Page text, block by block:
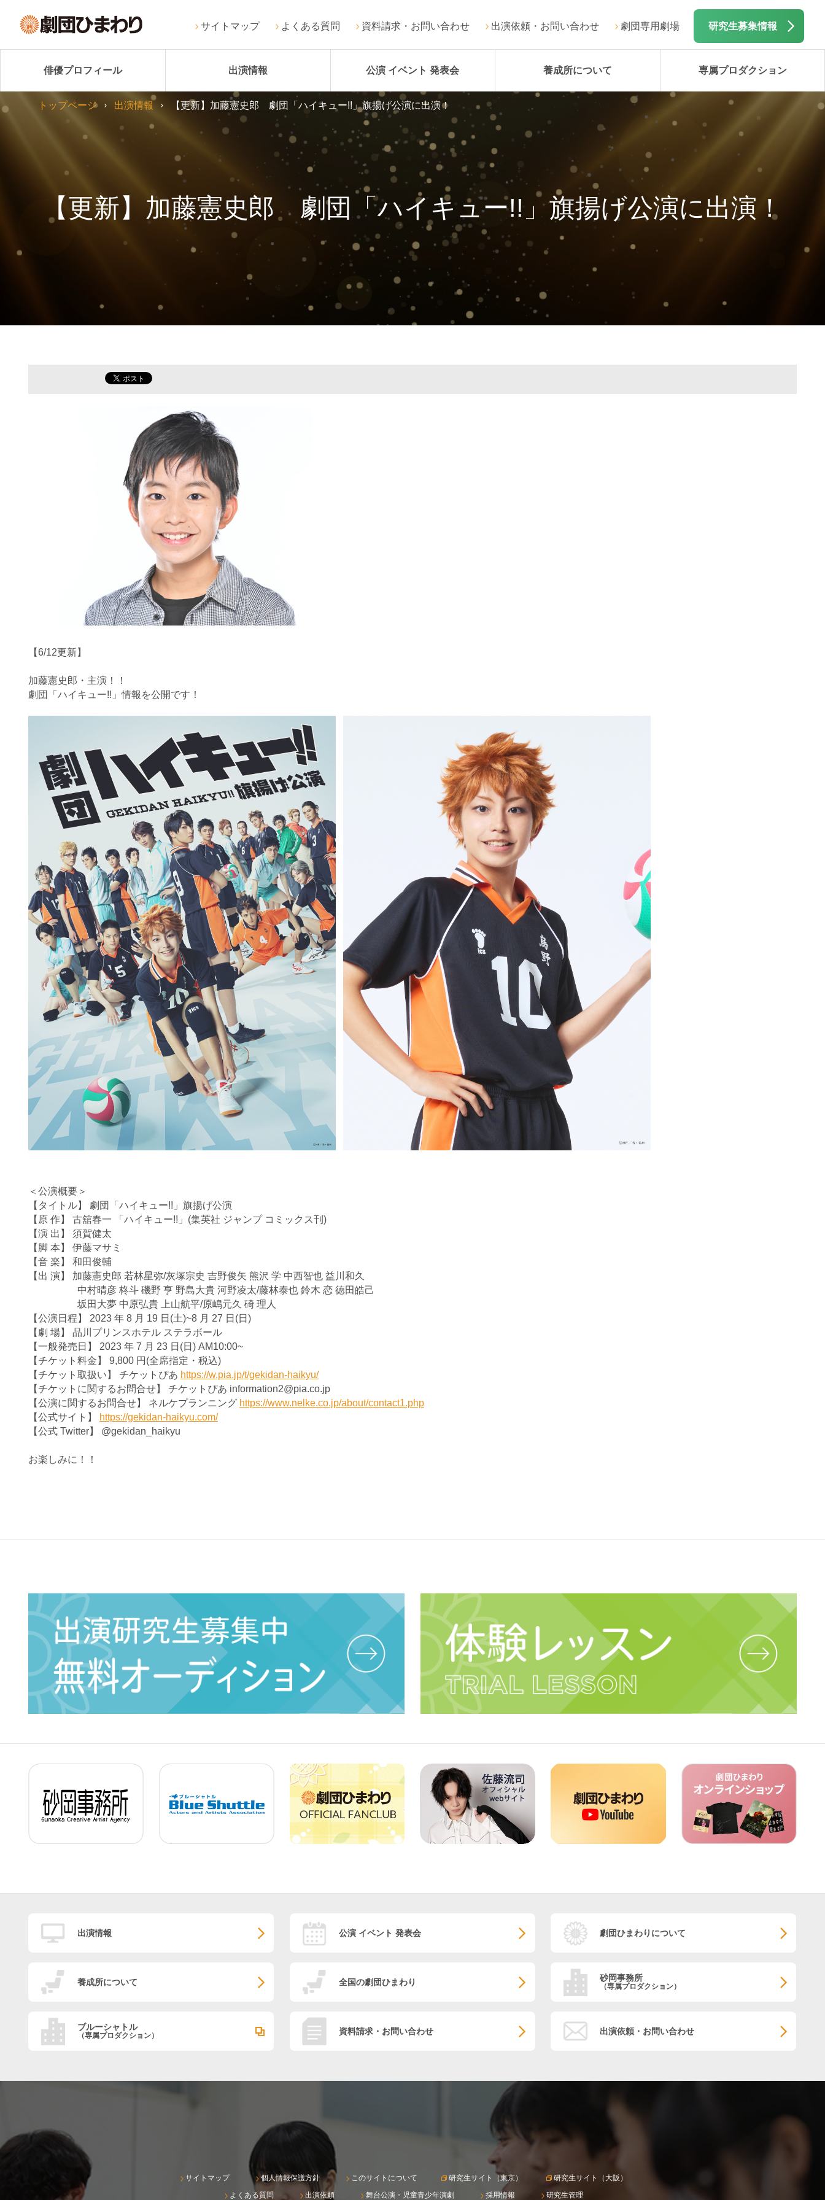
サイトマップ よくある質問 資料請求・お問い合わせ 出演依頼・お問い合わせ 劇団専用劇場 研究生募集情報
俳優プロフィール 出演情報 公演 イベント 発表会 養成所について 専属プロダクション
【更新】加藤憲史郎 劇団「ハイキュー!!」旗揚げ公演に出演！
トップページ 出演情報 【更新】加藤憲史郎 劇団「ハイキュー!!」旗揚げ公演に出演！
【6/12更新】
加藤憲史郎・主演！！
劇団「ハイキュー!!」情報を公開です！
＜公演概要＞
【タイトル】 劇団「ハイキュー!!」旗揚げ公演
【原 作】 古舘春一 「ハイキュー!!」(集英社 ジャンプ コミックス刊)
【演 出】 須賀健太
【脚 本】 伊藤マサミ
【音 楽】 和田俊輔
【出 演】 加藤憲史郎 若林星弥/灰塚宗史 吉野俊矢 熊沢 学 中西智也 益川和久
中村晴彦 柊斗 磯野 亨 野島大貴 河野凌太/藤林泰也 鈴木 恋 徳田皓己
坂田大夢 中原弘貴 上山航平/原嶋元久 碕 理人
【公演日程】 2023 年 8 月 19 日(土)~8 月 27 日(日)
【劇 場】 品川プリンスホテル ステラボール
【一般発売日】 2023 年 7 月 23 日(日) AM10:00~
【チケット料金】 9,800 円(全席指定・税込)
【チケット取扱い】 チケットぴあ https://w.pia.jp/t/gekidan-haikyu/
【チケットに関するお問合せ】 チケットぴあ information2@pia.co.jp
【公演に関するお問合せ】 ネルケプランニング https://www.nelke.co.jp/about/contact1.php
【公式サイト】
https://gekidan-haikyu.com/
【公式 Twitter】 @gekidan_haikyu
お楽しみに！！
出演情報 公演 イベント 発表会 劇団ひまわりについて
養成所について 全国の劇団ひまわり 砂岡事務所
（専属プロダクション）
ブルーシャトル
（専属プロダクション） 資料請求・お問い合わせ 出演依頼・お問い合わせ
サイトマップ 個人情報保護方針 このサイトについて 研究生サイト（東京）
研究生サイト（大阪）
よくある質問
出演依頼 舞台公演・児童青少年演劇 採用情報 研究生管理